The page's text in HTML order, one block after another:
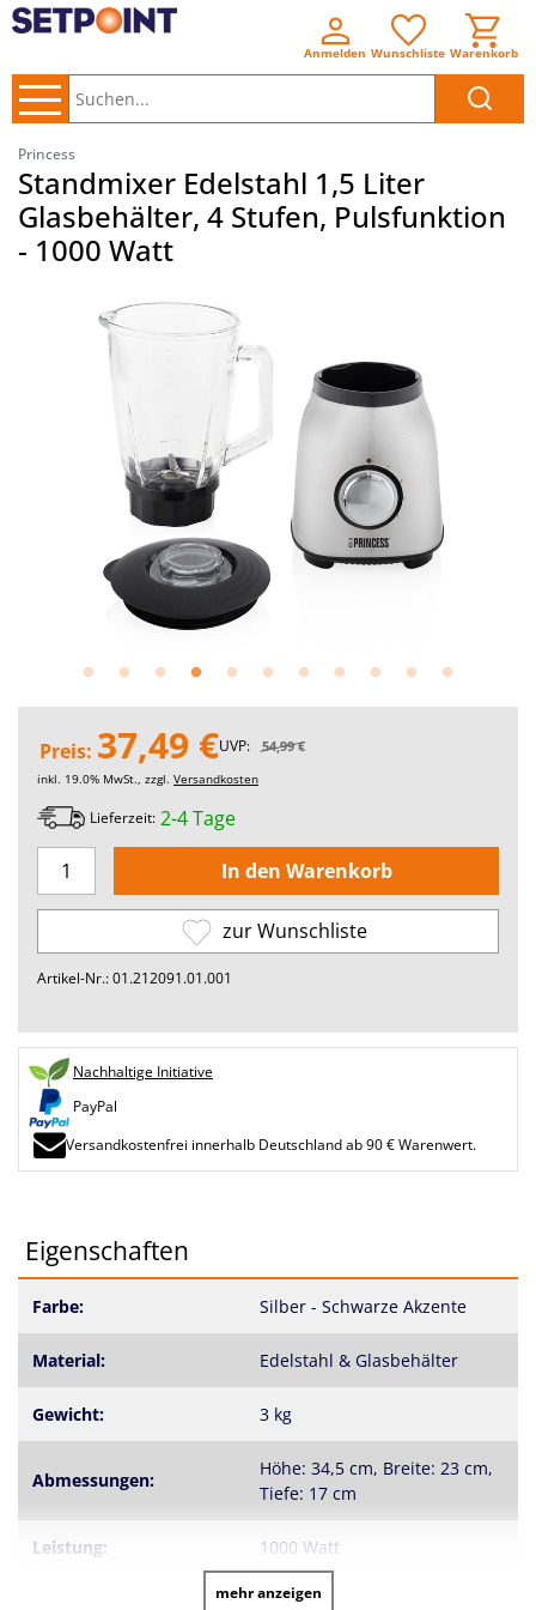
Anmelden Wunschliste Warenkorb
Princess
Standmixer Edelstahl 1,5 Liter
Glasbehälter, 4 Stufen, Pulsfunktion
- 1000 Watt
Preis: 37,49 €UVP: 54,99 €
inkl. 19.0% MwSt., zzgl. Versandkosten
Lieferzeit: 2-4 Tage
zur Wunschliste
Artikel-Nr.: 01.212091.01.001
Nachhaltige Initiative
PayPal
Versandkostenfrei innerhalb Deutschland ab 90 € Warenwert.
Eigenschaften
Farbe: Silber - Schwarze Akzente
Material: Edelstahl & Glasbehälter
Gewicht: 3 kg
Abmessungen:
Höhe: 34,5 cm, Breite: 23 cm,
Tiefe: 17 cm
Leistung: 1000 Watt
230 Volt
mehr anzeigen